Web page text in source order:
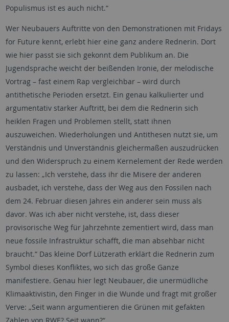
Populismus ist es auch nicht.“
Wer Neubauers Auftritte von den Demonstrationen mit Fridays
for Future kennt, erlebt hier eine ganz andere Rednerin. Dort
wie hier passt sie sich gekonnt dem Publikum an. Die
Jugendsprache weicht der beißenden Ironie, der melodische
Vortrag – fast einem Rap vergleichbar – wird durch
antithetische Perioden ersetzt. Ein genau kalkulierter und
argumentativ starker Auftritt, bei dem die Rednerin sich
heiklen Fragen und Problemen stellt, statt ihnen
auszuweichen. Wiederholungen und Antithesen nutzt sie, um
Verständnis und Unverständnis gleichermaßen auszudrücken
und den Widerspruch zu einem Kernelement der Rede werden
zu lassen: „Ich verstehe, dass ihr die Misere der anderen
ausbadet, ich verstehe, dass der Weg aus den Fossilen nach
dem 24. Februar diesen Jahres ein anderer sein muss als
davor. Was ich aber nicht verstehe, ist, dass dieser
provisorische Weg für Jahrzehnte zementiert wird, dass man
neue fossile Infrastruktur schafft, die man absehbar nicht
braucht.“ Das kleine Dorf Lützerath erklärt die Rednerin zum
Symbol dieses Konfliktes, wo sich das große Ganze
manifestiere. Genau hier legt Neubauer, die unermüdliche
Klimaaktivistin, den Finger in die Wunde und fragt mit großer
Verve: „Seit wann argumentieren die Grünen mit gefakten
Zahlen von RWE? Seit wann?“